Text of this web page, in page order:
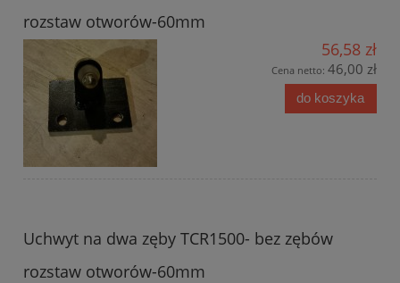
rozstaw otworów-60mm
56,58 zł
Cena netto: 46,00 zł
do koszyka
Uchwyt na dwa zęby TCR1500- bez zębów
rozstaw otworów-60mm